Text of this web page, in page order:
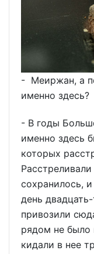
- Меиржан, а
именно здесь?
- В годы
именно здесь
которых
сохранилось,
день
привозили
рядом не было
кидали в нее